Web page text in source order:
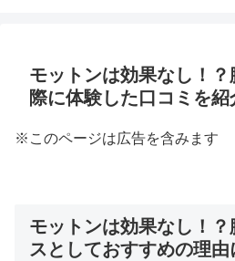
モットンは効果なし！
際に体験した口コミを
※このページは広告を含みます
モットンは効果なし！
スとしておすすめの理由